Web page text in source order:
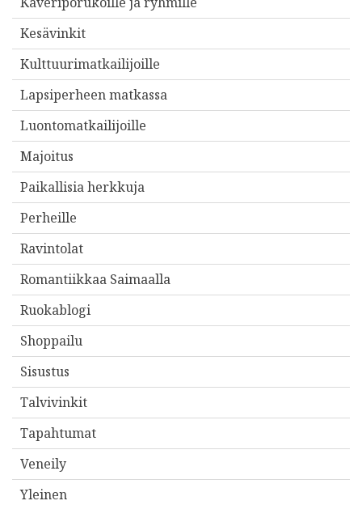
Kesävinkit
Kulttuurimatkailijoille
Lapsiperheen matkassa
Luontomatkailijoille
Majoitus
Paikallisia herkkuja
Perheille
Ravintolat
Romantiikkaa Saimaalla
Ruokablogi
Shoppailu
Sisustus
Talvivinkit
Tapahtumat
Veneily
Yleinen